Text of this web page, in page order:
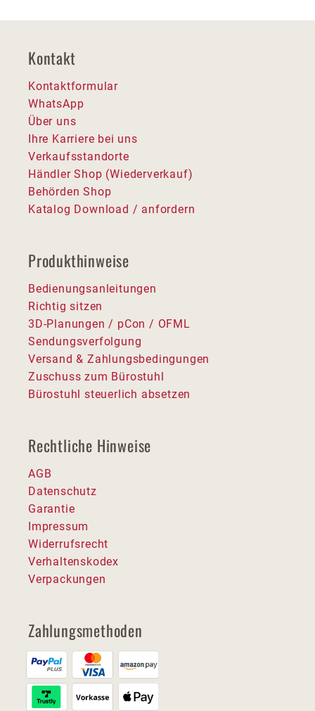
Kontakt
Kontaktformular
WhatsApp
Über uns
Ihre Karriere bei uns
Verkaufsstandorte
Händler Shop (Wiederverkauf)
Behörden Shop
Katalog Download / anfordern
Produkthinweise
Bedienungsanleitungen
Richtig sitzen
3D-Planungen / pCon / OFML
Sendungsverfolgung
Versand & Zahlungsbedingungen
Zuschuss zum Bürostuhl
Bürostuhl steuerlich absetzen
Rechtliche Hinweise
AGB
Datenschutz
Garantie
Impressum
Widerrufsrecht
Verhaltenskodex
Verpackungen
Zahlungsmethoden